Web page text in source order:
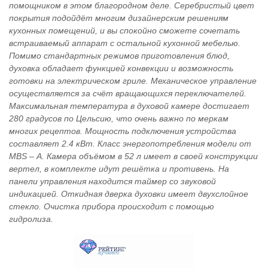
помощником в этом благородном деле. Серебристый цвет
покрытия подойдёт многим дизайнерским решениям
кухонных помещений, и вы спокойно сможете сочетать
встраиваемый аппарат с остальной кухонной мебелью.
Помимо стандартных режимов приготовления блюд,
духовка обладает функцией конвекции и возможность
готовки на электрическом гриле. Механическое управление
осуществляется за счёт вращающихся переключателей.
Максимальная температура в духовой камере достигает
280 градусов по Цельсию, что очень важно по меркам
многих рецептов. Мощность подключения устройства
составляет 2.4 кВт. Класс энергопотребления модели от
MBS – А. Камера объёмом в 52 л имеет в своей конструкции
вертел, в комплекте идут решётка и противень. На
панели управления находится таймер со звуковой
индикацией. Откидная дверка духовки имеет двухслойное
стекло. Очистка прибора происходит с помощью
гидролиза.